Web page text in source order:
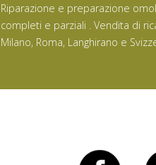
Riparazione e preparazione
completi e parziali . Vendita di
Milano, Roma, Langhirano e